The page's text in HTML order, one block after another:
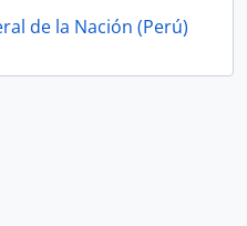
de la Nación (Perú)